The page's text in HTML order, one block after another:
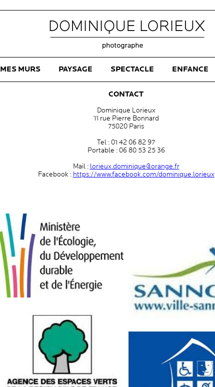
MES MURS PAYSAGE SPECTACLE ENFANCE
CONTACT
Dominique Lorieux
11 rue Pierre Bonnard
75020 Paris
Tel : 01 42 06 82 97
Portable : 06 80 53 25 36
Mail : lorieux.dominique@orange.fr
Facebook : https://www.facebook.com/dominique.lorieux